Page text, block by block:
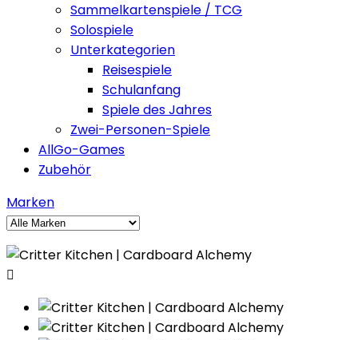
Sammelkartenspiele / TCG
Solospiele
Unterkategorien
Reisespiele
Schulanfang
Spiele des Jahres
Zwei-Personen-Spiele
AllGo-Games
Zubehör
Marken
